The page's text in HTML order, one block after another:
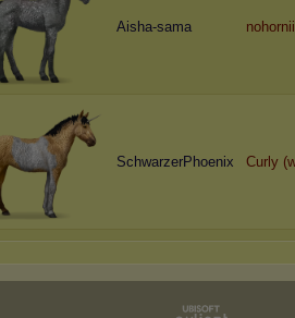
Aisha-sama nohornii
SchwarzerPhoenix Curly